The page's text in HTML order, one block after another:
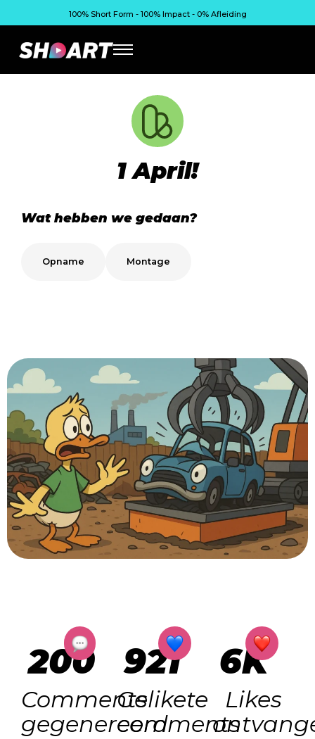
100% Short Form - 100% Impact - 0% Afleiding
1 April!
Wat hebben we gedaan?
Opname Montage
200
Comments
gegenereerd
921
Gelikete
comments
6K
Likes